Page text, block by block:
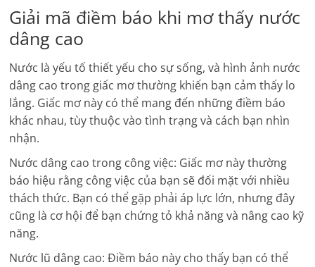
Giải mã điềm báo khi mơ thấy nước
dâng cao
Nước là yếu tố thiết yếu cho sự sống, và hình ảnh nước
dâng cao trong giấc mơ thường khiến bạn cảm thấy lo
lắng. Giấc mơ này có thể mang đến những điềm báo
khác nhau, tùy thuộc vào tình trạng và cách bạn nhìn
nhận.
Nước dâng cao trong công việc: Giấc mơ này thường
báo hiệu rằng công việc của bạn sẽ đối mặt với nhiều
thách thức. Bạn có thể gặp phải áp lực lớn, nhưng đây
cũng là cơ hội để bạn chứng tỏ khả năng và nâng cao kỹ
năng.
Nước lũ dâng cao: Điềm báo này cho thấy bạn có thể